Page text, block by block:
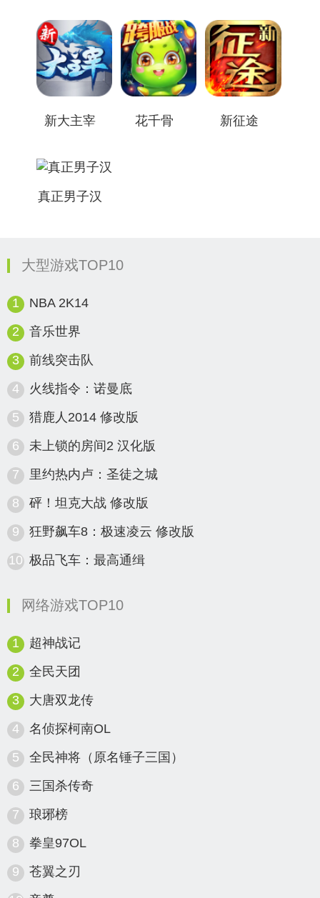
新大主宰 花千骨 新征途
真正男子汉
大型游戏TOP10
1
NBA 2K14
2
音乐世界
3
前线突击队
4
火线指令：诺曼底
5
猎鹿人2014 修改版
6
未上锁的房间2 汉化版
7
里约热内卢：圣徒之城
8
砰！坦克大战 修改版
9
狂野飙车8：极速凌云 修改版
10 极品飞车：最高通缉
网络游戏TOP10
1
超神战记
2
全民天团
3
大唐双龙传
4
名侦探柯南OL
5
全民神将（原名锤子三国）
6
三国杀传奇
7
琅琊榜
8
拳皇97OL
9
苍翼之刃